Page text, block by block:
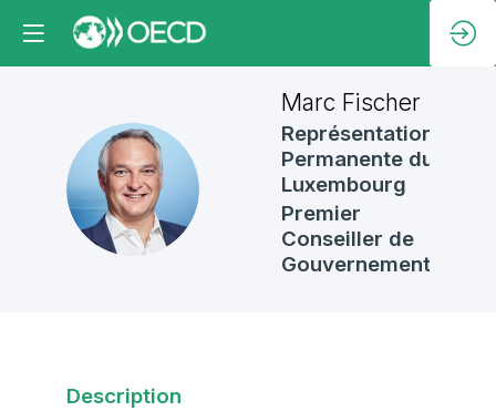
MF
Marc Fischer
Représentation
Permanente du
Luxembourg
Premier
Conseiller de
Gouvernement
Description